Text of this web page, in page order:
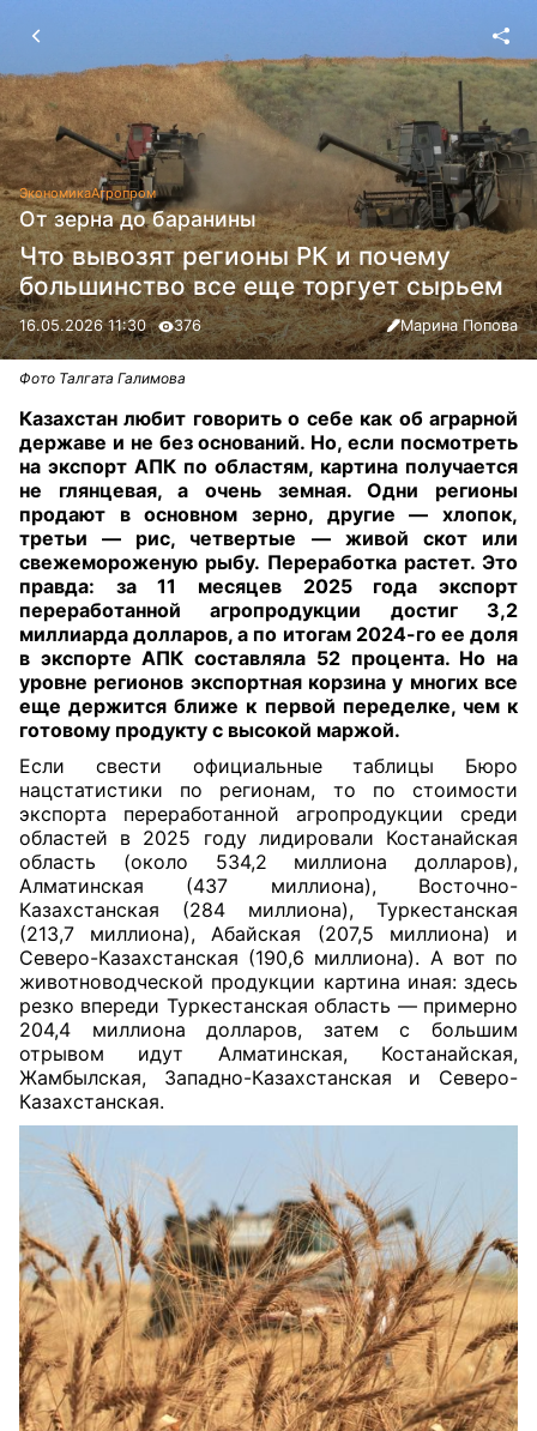
ЭкономикаАгропром
От зерна до баранины
Что вывозят регионы РК и почему
большинство все еще торгует сырьем
16.05.2026 11:30 376 Марина Попова
Фото Талгата Галимова
Казахстан любит говорить о себе как об аграрной
державе и не без оснований. Но, если посмотреть
на экспорт АПК по областям, картина получается
не глянцевая, а очень земная. Одни регионы
продают в основном зерно, другие — хлопок,
третьи — рис, четвертые — живой скот или
свежемороженую рыбу. Переработка растет. Это
правда: за 11 месяцев 2025 года экспорт
переработанной агропродукции достиг 3,2
миллиарда долларов, а по итогам 2024-го ее доля
в экспорте АПК составляла 52 процента. Но на
уровне регионов экспортная корзина у многих все
еще держится ближе к первой переделке, чем к
готовому продукту с высокой маржой.
Если свести официальные таблицы Бюро
нацстатистики по регионам, то по стоимости
экспорта переработанной агропродукции среди
областей в 2025 году лидировали Костанайская
область (около 534,2 миллиона долларов),
Алматинская (437 миллиона), Восточно-
Казахстанская (284 миллиона), Туркестанская
(213,7 миллиона), Абайская (207,5 миллиона) и
Северо-Казахстанская (190,6 миллиона). А вот по
животноводческой продукции картина иная: здесь
резко впереди Туркестанская область — примерно
204,4 миллиона долларов, затем с большим
отрывом идут Алматинская, Костанайская,
Жамбылская, Западно-Казахстанская и Северо-
Казахстанская.